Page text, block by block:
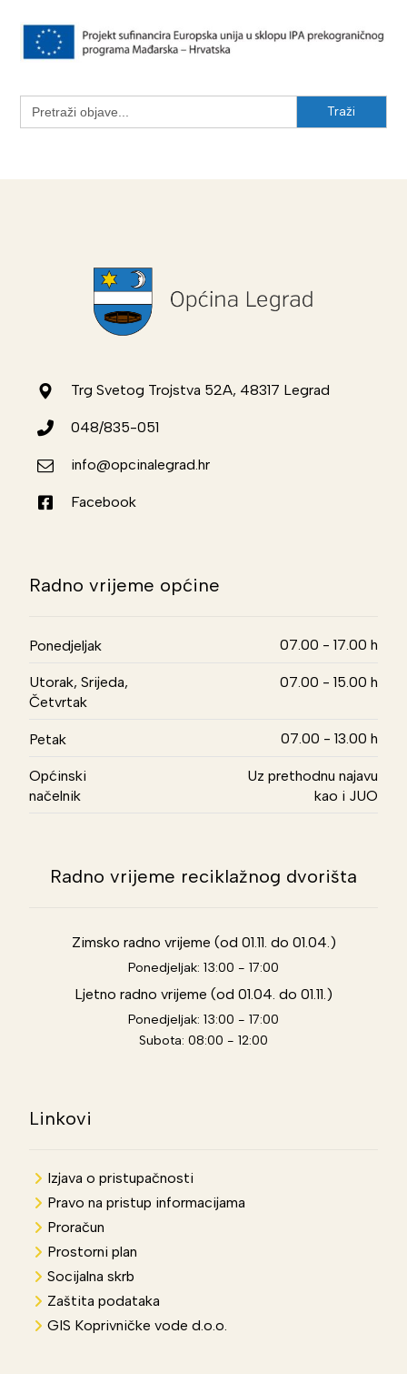
Search
for:
Trg Svetog Trojstva 52A, 48317 Legrad
048/835-051
info@opcinalegrad.hr
Facebook
Radno vrijeme općine
Ponedjeljak 07.00 - 17.00 h
Utorak, Srijeda,
Četvrtak
07.00 - 15.00 h
Petak 07.00 - 13.00 h
Općinski
načelnik
Uz prethodnu najavu
kao i JUO
Radno vrijeme reciklažnog dvorišta
Zimsko radno vrijeme (od 01.11. do 01.04.)
Ponedjeljak: 13:00 - 17:00
Ljetno radno vrijeme (od 01.04. do 01.11.)
Ponedjeljak: 13:00 - 17:00
Subota: 08:00 - 12:00
Linkovi
Izjava o pristupačnosti
Pravo na pristup informacijama
Proračun
Prostorni plan
Socijalna skrb
Zaštita podataka
GIS Koprivničke vode d.o.o.